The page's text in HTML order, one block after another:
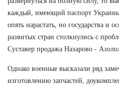
каждый, имеющий паспорт
опять нарастать, но государства и
развитых стран столкнулись с
Суставер продажа Назарово -
Однако военные высказали ряд
изготовлению запчастей,